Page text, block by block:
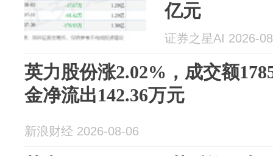
亿元
证券之星AI 2026-
英力股份涨2.02%，成交额
金净流出142.36万元
新浪财经 2026-08-06